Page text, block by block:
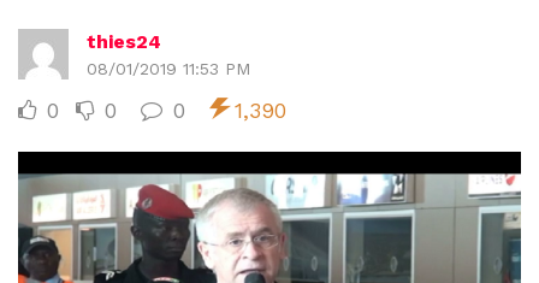
thies24
08/01/2019 11:53 PM
0 0 0 1,390